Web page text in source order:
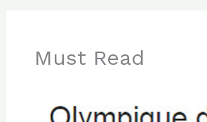
Must Read